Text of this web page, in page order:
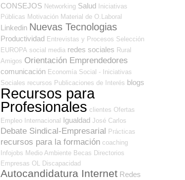
CONSEJOS Networking Salud Iniciativas
Públicas Motivación Material de O.Laboral
Linkedin Nuevas Tecnologias
Productividad Entrevistas y Procesos Selección
EUROPA social media redes sociales Rural
Amigos Orientación Emprendedores
comunicación Economía Social - Iniciativas
Sociales recursos Publicaciones de Interés blogs
Recursos para
Profesionales clientes Ofertas
Empleo Internacional Igualdad José Carlos
Debate Sindical-Empresarial Prácticas
recursos para la formación coaching
Infojobs Medio Ambiente Becas Directorios
Empresas OL
Discapacidad
Autocandidatura Internet Redes